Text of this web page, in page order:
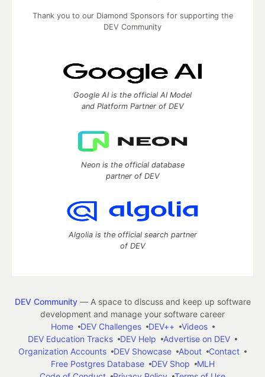
Thank you to our Diamond Sponsors for supporting the
DEV Community
Google AI is the official AI Model
and Platform Partner of DEV
Neon is the official database
partner of DEV
Algolia is the official search partner
of DEV
DEV Community— A space to discuss and keep up software
development and manage your software career
Home
DEV Challenges DEV++
Videos
DEV Education Tracks
DEV Help
Advertise on DEV
Organization Accounts
DEV Showcase About
Contact
Free Postgres Database
DEV Shop
MLH